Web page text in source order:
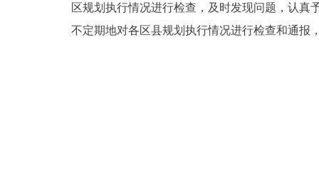
区规划执行情况进行检查，及时发现问题，认
不定期地对各区县规划执行情况进行检查和通报